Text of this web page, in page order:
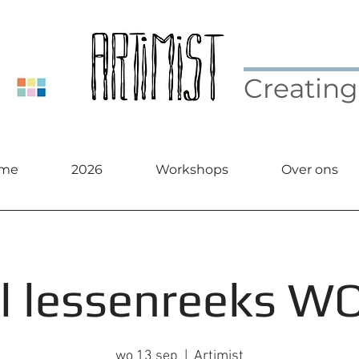
2026 Workshops Over ons
lessenreeks